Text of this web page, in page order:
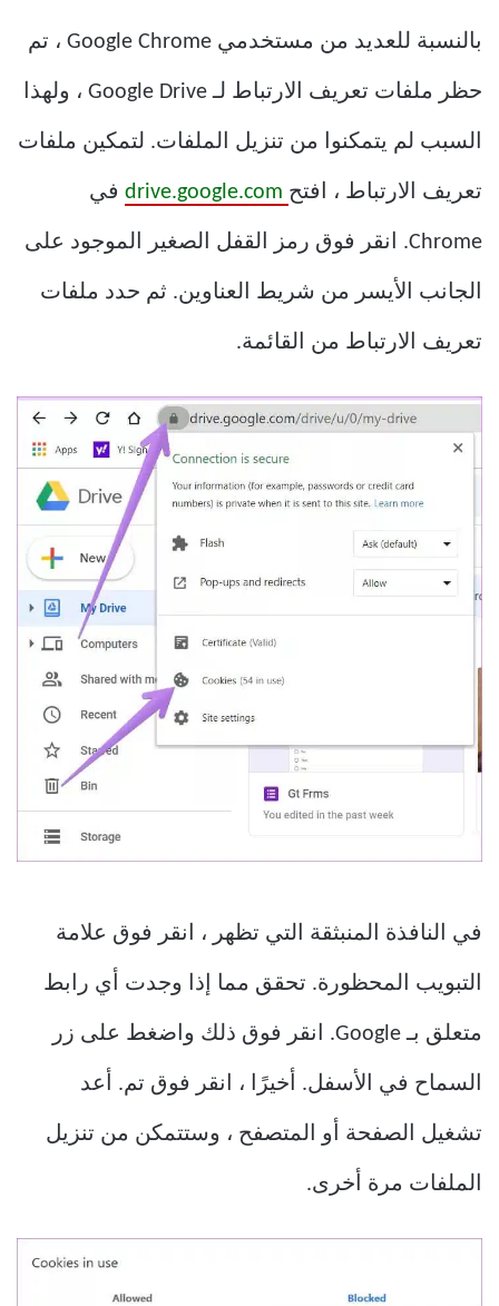
بالنسبة للعديد من مستخدمي Google Chrome ، تم
حظر ملفات تعريف الارتباط لـ Google Drive ، ولهذا
السبب لم يتمكنوا من تنزيل الملفات. لتمكين ملفات
تعريف الارتباط ، افتح في
Chrome. انقر فوق رمز القفل الصغير الموجود على
الجانب الأيسر من شريط العناوين. ثم حدد ملفات
تعريف الارتباط من القائمة.
في النافذة المنبثقة التي تظهر ، انقر فوق علامة
التبويب المحظورة. تحقق مما إذا وجدت أي رابط
متعلق بـ Google. انقر فوق ذلك واضغط على زر
السماح في الأسفل. أخيرًا ، انقر فوق تم. أعد
تشغيل الصفحة أو المتصفح ، وستتمكن من تنزيل
الملفات مرة أخرى.